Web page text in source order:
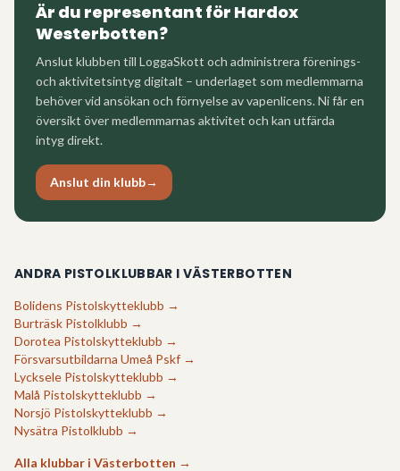
Är du representant för Hardox
Westerbotten?
Anslut klubben till LoggaSkott och administrera förenings-
och aktivitetsintyg digitalt – underlaget som medlemmarna
behöver vid ansökan och förnyelse av vapenlicens. Ni får en
översikt över medlemmarnas aktivitet och kan utfärda
intyg direkt.
Anslut din klubb→
ANDRA PISTOLKLUBBAR I VÄSTERBOTTEN
Bolidens Pistolskytteklubb →
Burträsk Pistolklubb →
Dorotea Pistolskytteklubb →
Försvarsutbildarna Umeå Pskf →
Lycksele Pistolskytteklubb →
Malå Pistolskytteklubb →
Norsjö Pistolskytteklubb →
Nysätra Pistolklubb →
Alla klubbar i Västerbotten →